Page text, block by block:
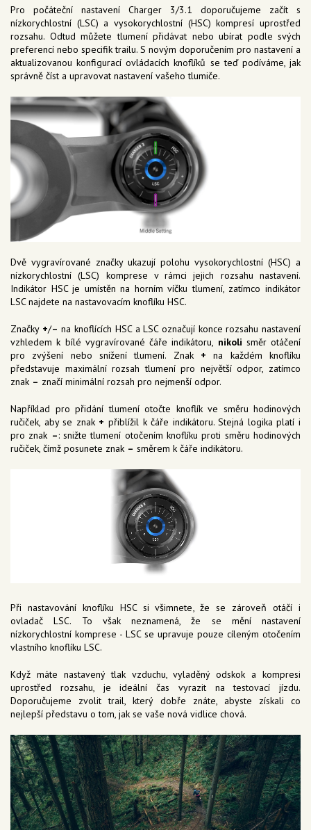
Pro počáteční nastavení Charger 3/3.1 doporučujeme začít s
nízkorychlostní (LSC) a vysokorychlostní (HSC) kompresí uprostřed
rozsahu. Odtud můžete tlumení přidávat nebo ubírat podle svých
preferencí nebo specifik trailu. S novým doporučením pro nastavení a
aktualizovanou konfigurací ovládacích knoflíků se teď podíváme, jak
správně číst a upravovat nastavení vašeho tlumiče.
Dvě vygravírované značky ukazují polohu vysokorychlostní (HSC) a
nízkorychlostní (LSC) komprese v rámci jejich rozsahu nastavení.
Indikátor HSC je umístěn na horním víčku tlumení, zatímco indikátor
LSC najdete na nastavovacím knoflíku HSC.
Značky +/– na knoflících HSC a LSC označují konce rozsahu nastavení
vzhledem k bílé vygravírované čáře indikátoru, nikoli směr otáčení
pro zvýšení nebo snížení tlumení. Znak + na každém knoflíku
představuje maximální rozsah tlumení pro největší odpor, zatímco
znak – značí minimální rozsah pro nejmenší odpor.
Například pro přidání tlumení otočte knoflík ve směru hodinových
ručiček, aby se znak + přiblížil k čáře indikátoru. Stejná logika platí i
pro znak –: snižte tlumení otočením knoflíku proti směru hodinových
ručiček, čímž posunete znak – směrem k čáře indikátoru.
Při nastavování knoflíku HSC si všimnete, že se zároveň otáčí i
ovladač LSC. To však neznamená, že se mění nastavení
nízkorychlostní komprese - LSC se upravuje pouze cíleným otočením
vlastního knoflíku LSC.
Když máte nastavený tlak vzduchu, vyladěný odskok a kompresi
uprostřed rozsahu, je ideální čas vyrazit na testovací jízdu.
Doporučujeme zvolit trail, který dobře znáte, abyste získali co
nejlepší představu o tom, jak se vaše nová vidlice chová.